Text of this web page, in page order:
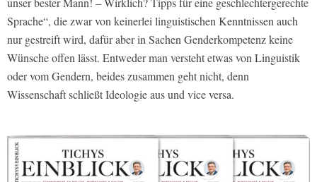
Sprache“, die zwar von keinerlei linguistischen Kenntnissen auch
nur gestreift wird, dafür aber in Sachen Genderkompetenz keine
Wünsche offen lässt. Entweder man versteht etwas von Linguistik
oder vom Gendern, beides zusammen geht nicht, denn
Wissenschaft schließt Ideologie aus und vice versa.